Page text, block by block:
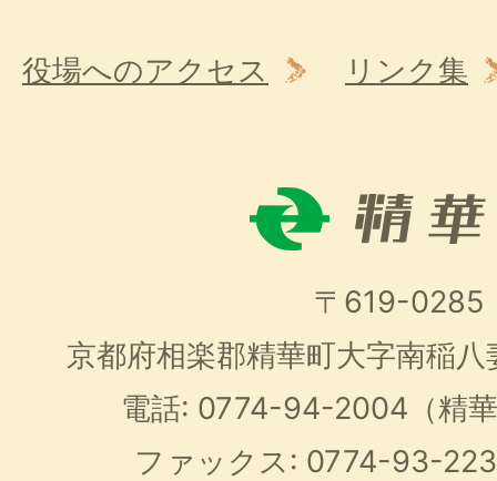
役場へのアクセス リンク集
〒619-0285
京都府相楽郡精華町大字南稲
電話: 0774-94-2004（精
ファックス: 0774-93-